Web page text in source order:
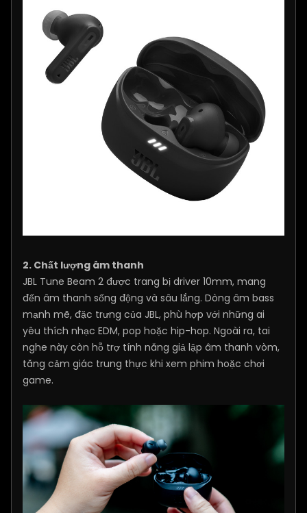
2. Chất lượng âm thanh
JBL Tune Beam 2 được trang bị driver 10mm, mang
đến âm thanh sống động và sâu lắng. Dòng âm bass
mạnh mẽ, đặc trưng của JBL, phù hợp với những ai
yêu thích nhạc EDM, pop hoặc hip-hop. Ngoài ra, tai
nghe này còn hỗ trợ tính năng giả lập âm thanh vòm,
tăng cảm giác trung thực khi xem phim hoặc chơi
game.